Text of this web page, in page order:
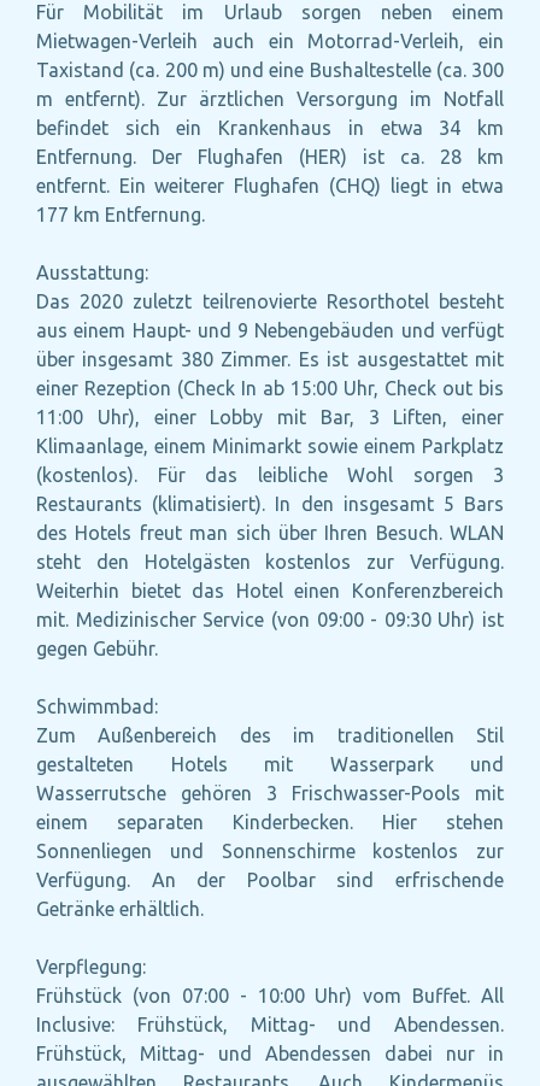
Für Mobilität im Urlaub sorgen neben einem
Mietwagen-Verleih auch ein Motorrad-Verleih, ein
Taxistand (ca. 200 m) und eine Bushaltestelle (ca. 300
m entfernt). Zur ärztlichen Versorgung im Notfall
befindet sich ein Krankenhaus in etwa 34 km
Entfernung. Der Flughafen (HER) ist ca. 28 km
entfernt. Ein weiterer Flughafen (CHQ) liegt in etwa
177 km Entfernung.
Ausstattung:
Das 2020 zuletzt teilrenovierte Resorthotel besteht
aus einem Haupt- und 9 Nebengebäuden und verfügt
über insgesamt 380 Zimmer. Es ist ausgestattet mit
einer Rezeption (Check In ab 15:00 Uhr, Check out bis
11:00 Uhr), einer Lobby mit Bar, 3 Liften, einer
Klimaanlage, einem Minimarkt sowie einem Parkplatz
(kostenlos). Für das leibliche Wohl sorgen 3
Restaurants (klimatisiert). In den insgesamt 5 Bars
des Hotels freut man sich über Ihren Besuch. WLAN
steht den Hotelgästen kostenlos zur Verfügung.
Weiterhin bietet das Hotel einen Konferenzbereich
mit. Medizinischer Service (von 09:00 - 09:30 Uhr) ist
gegen Gebühr.
Schwimmbad:
Zum Außenbereich des im traditionellen Stil
gestalteten Hotels mit Wasserpark und
Wasserrutsche gehören 3 Frischwasser-Pools mit
einem separaten Kinderbecken. Hier stehen
Sonnenliegen und Sonnenschirme kostenlos zur
Verfügung. An der Poolbar sind erfrischende
Getränke erhältlich.
Verpflegung:
Frühstück (von 07:00 - 10:00 Uhr) vom Buffet. All
Inclusive: Frühstück, Mittag- und Abendessen.
Frühstück, Mittag- und Abendessen dabei nur in